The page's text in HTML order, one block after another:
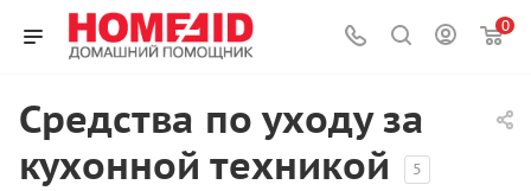
0
Средства по уходу за
кухонной техникой
5